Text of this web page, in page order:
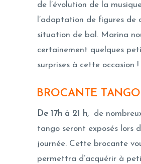
de l’évolution de la
l’adaptation de figures de
situation de bal. Marina
certainement quelques
surprises à cette occasion !
BROCANTE
De 17h à 21 h, de
tango seront exposés lors
journée. Cette brocante
permettra d’acquérir à